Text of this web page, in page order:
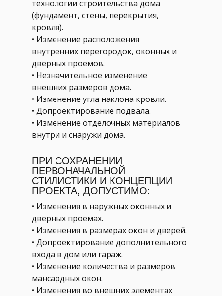
технологии строительства дома
(фундамент, стены, перекрытия,
кровля).
• Изменение расположения
внутренних перегородок, оконных и
дверных проемов.
• Незначительное изменение
внешних размеров дома.
• Изменение угла наклона кровли.
• Допроектирование подвала.
• Изменение отделочных материалов
внутри и снаружи дома.
• Изменения в наружных оконных и
дверных проемах.
• Изменения в размерах окон и дверей.
• Допроектирование дополнительного
входа в дом или гараж.
• Изменение количества и размеров
мансардных окон.
• Изменения во внешних элементах
ПРИ СОХРАНЕНИИ
ПЕРВОНАЧАЛЬНОЙ
СТИЛИСТИКИ И КОНЦЕПЦИИ
ПРОЕКТА, ДОПУСТИМО: